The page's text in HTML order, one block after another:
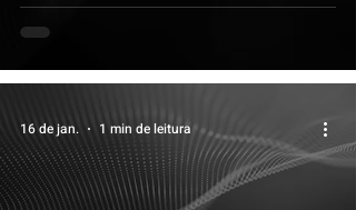
16 de jan. 1 min de leitura